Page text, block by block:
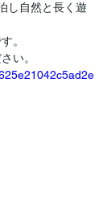
し自然と長く遊
。
い。